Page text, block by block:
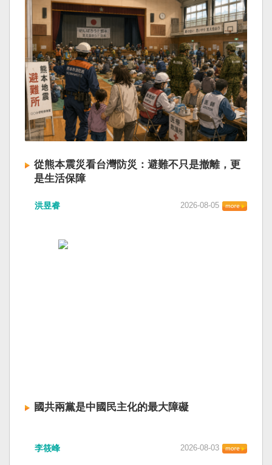
從熊本震災看台灣防災：避難不只是撤離，更
是生活保障
洪昱睿 2026-08-05
國共兩黨是中國民主化的最大障礙
李筱峰 2026-08-03